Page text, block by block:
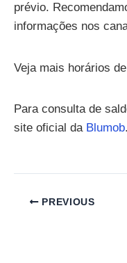
prévio.
informações nos
Veja mais horários
Para consulta de
site oficial da Blumob.
PREVIOUS